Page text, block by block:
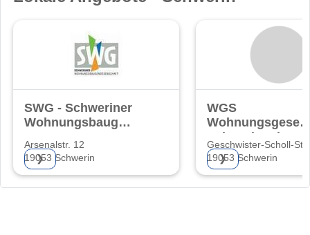
SWG - Schweriner
Wohnungsbaugenossenschaft
Arsenalstr. 12
19053 Schwerin
❯
WGS
Schwerin mbH
Geschwister-Scholl-
19053 Schwerin
❯